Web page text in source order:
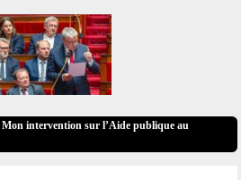
Mon intervention sur l’Aide publique au